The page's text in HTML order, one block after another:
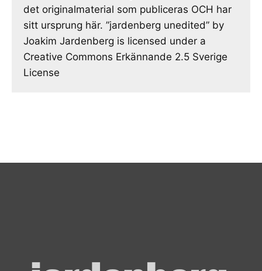
det originalmaterial som publiceras OCH har
sitt ursprung här. ”jardenberg unedited” by
Joakim Jardenberg is licensed under a
Creative Commons Erkännande 2.5 Sverige
License